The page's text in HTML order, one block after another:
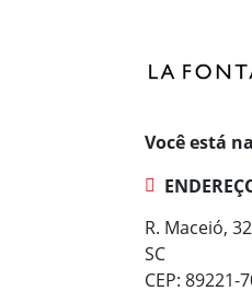
Você está
R. Maceió,
SC
CEP: 89221-